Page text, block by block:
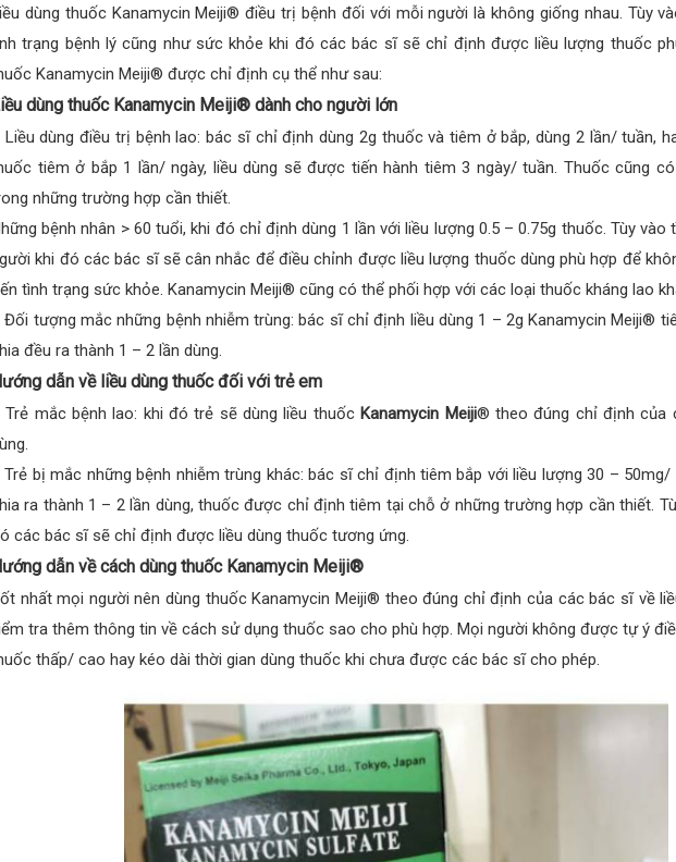
dùng thuốc Kanamycin Meiji® điều trị bệnh đối với mỗi người là không giống nhau. Tùy
trạng bệnh lý cũng như sức khỏe khi đó các bác sĩ sẽ chỉ định được liều lượng thuốc
Kanamycin Meiji® được chỉ định cụ thể như sau:
dùng thuốc Kanamycin Meiji® dành cho người lớn
Liều dùng điều trị bệnh lao: bác sĩ chỉ định dùng 2g thuốc và tiêm ở bắp, dùng 2 lần/ tuần,
tiêm ở bắp 1 lần/ ngày, liều dùng sẽ được tiến hành tiêm 3 ngày/ tuần. Thuốc cũng
những trường hợp cần thiết.
bệnh nhân > 60 tuổi, khi đó chỉ định dùng 1 lần với liều lượng 0.5 – 0.75g thuốc. Tùy vào
khi đó các bác sĩ sẽ cân nhắc để điều chỉnh được liều lượng thuốc dùng phù hợp để
tình trạng sức khỏe. Kanamycin Meiji® cũng có thể phối hợp với các loại thuốc kháng lao
Đối tượng mắc những bệnh nhiễm trùng: bác sĩ chỉ định liều dùng 1 – 2g Kanamycin Meiji®
đều ra thành 1 – 2 lần dùng.
dẫn về liều dùng thuốc đối với trẻ em
Trẻ mắc bệnh lao: khi đó trẻ sẽ dùng liều thuốc Kanamycin Meiji® theo đúng chỉ định của
Trẻ bị mắc những bệnh nhiễm trùng khác: bác sĩ chỉ định tiêm bắp với liều lượng 30 –
ra thành 1 – 2 lần dùng, thuốc được chỉ định tiêm tại chỗ ở những trường hợp cần thiết.
các bác sĩ sẽ chỉ định được liều dùng thuốc tương ứng.
dẫn về cách dùng thuốc Kanamycin Meiji®
nhất mọi người nên dùng thuốc Kanamycin Meiji® theo đúng chỉ định của các bác sĩ về
tra thêm thông tin về cách sử dụng thuốc sao cho phù hợp. Mọi người không được tự ý
thấp/ cao hay kéo dài thời gian dùng thuốc khi chưa được các bác sĩ cho phép.